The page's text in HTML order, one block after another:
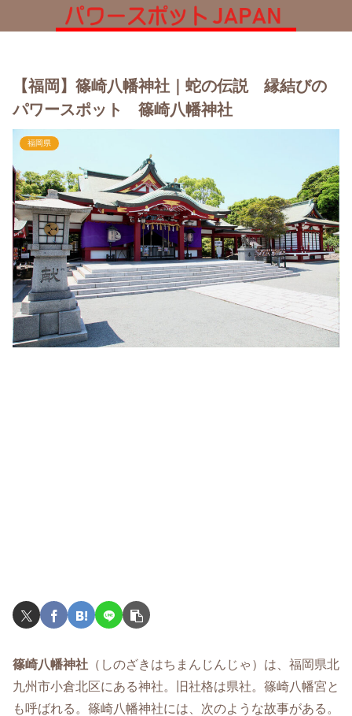
【福岡】篠崎八幡神社｜蛇の伝説 縁結びの
パワースポット 篠崎八幡神社
福岡県
篠崎八幡神社 （しのざきはちまんじんじゃ）は、福岡県北
九州市小倉北区にある神社。旧社格は県社。篠崎八幡宮と
も呼ばれる。篠崎八幡神社には、次のような故事がある。